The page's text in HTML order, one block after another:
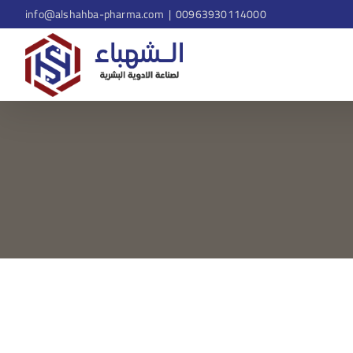
00963930114000
|
info@alshahba-pharma.com